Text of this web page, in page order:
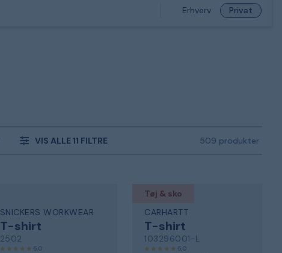
Erhverv Privat
VIS ALLE 11 FILTRE 509 produkter
SNICKERS WORKWEAR
T-shirt
2502
5,0
Tøj & sko
CARHARTT
T-shirt
103296001-L
5,0